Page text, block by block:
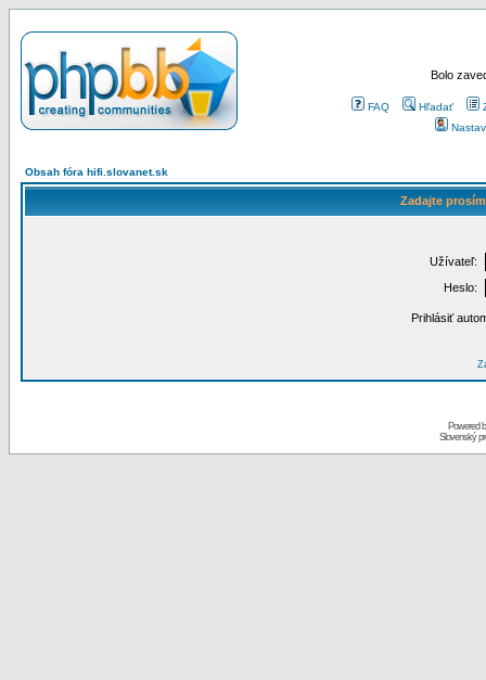
Bolo
FAQ Hľadať
Obsah fóra hifi.slovanet.sk
Zadajte
Užívateľ:
Heslo:
Prihlásiť
Powered
Slovenský